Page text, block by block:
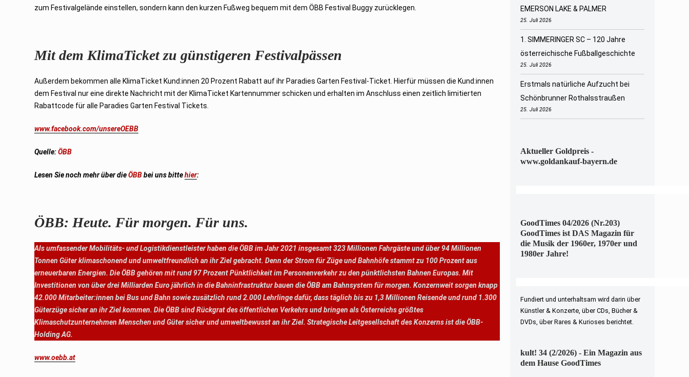
zum Festivalgelände einstellen, sondern kann den kurzen Fußweg bequem mit dem ÖBB Festival Buggy zurücklegen.
Mit dem KlimaTicket zu günstigeren Festivalpässen
Außerdem bekommen alle KlimaTicket Kund:innen 20 Prozent Rabatt auf ihr Paradies Garten Festival-Ticket. Hierfür müssen die Kund:innen
dem Festival nur eine direkte Nachricht mit der KlimaTicket Kartennummer schicken und erhalten im Anschluss einen zeitlich limitierten
Rabattcode für alle Paradies Garten Festival Tickets.
www.facebook.com/unsereOEBB
Quelle:ÖBB
Lesen Sie noch mehr über dieÖBBbei uns bittehier:
ÖBB: Heute. Für morgen. Für uns.
Als umfassender Mobilitäts- und Logistikdienstleister haben die ÖBB im Jahr 2021 insgesamt 323 Millionen Fahrgäste und über 94 Millionen
Tonnen Güter klimaschonend und umweltfreundlich an ihr Ziel gebracht. Denn der Strom für Züge und Bahnhöfe stammt zu 100 Prozent aus
erneuerbaren Energien. Die ÖBB gehören mit rund 97 Prozent Pünktlichkeit im Personenverkehr zu den pünktlichsten Bahnen Europas. Mit
Investitionen von über drei Milliarden Euro jährlich in die Bahninfrastruktur bauen die ÖBB am Bahnsystem für morgen. Konzernweit sorgen knapp
42.000 Mitarbeiter:innen bei Bus und Bahn sowie zusätzlich rund 2.000 Lehrlinge dafür, dass täglich bis zu 1,3 Millionen Reisende und rund 1.300
Güterzüge sicher an ihr Ziel kommen. Die ÖBB sind Rückgrat des öffentlichen Verkehrs und bringen als Österreichs größtes
Klimaschutzunternehmen Menschen und Güter sicher und umweltbewusst an ihr Ziel. Strategische Leitgesellschaft des Konzerns ist die ÖBB-
Holding AG.
www.oebb.at
EMERSON LAKE & PALMER
25. Juli 2026
1. SIMMERINGER SC – 120 Jahre
österreichische Fußballgeschichte
25. Juli 2026
Erstmals natürliche Aufzucht bei
Schönbrunner Rothalsstraußen
25. Juli 2026
Aktueller Goldpreis -
www.goldankauf-bayern.de
GoodTimes 04/2026 (Nr.203)
GoodTimes ist DAS Magazin für
die Musik der 1960er, 1970er und
1980er Jahre!
Fundiert und unterhaltsam wird darin über
Künstler & Konzerte, über CDs, Bücher &
DVDs, über Rares & Kurioses berichtet.
kult! 34 (2/2026) - Ein Magazin aus
dem Hause GoodTimes